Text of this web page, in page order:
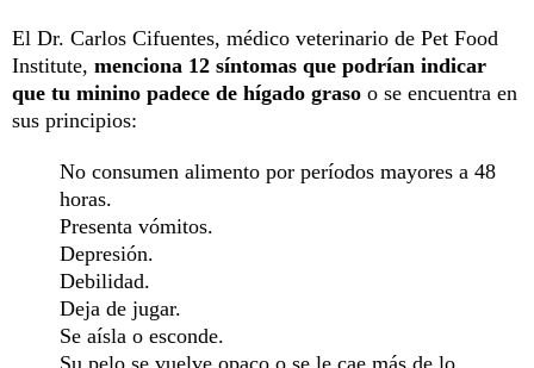
El Dr. Carlos Cifuentes, médico veterinario de Pet Food
Institute, menciona 12 síntomas que podrían indicar
que tu minino padece de hígado graso o se encuentra en
sus principios:
No consumen alimento por períodos mayores a 48
horas.
Presenta vómitos.
Depresión.
Debilidad.
Deja de jugar.
Se aísla o esconde.
Su pelo se vuelve opaco o se le cae más de lo